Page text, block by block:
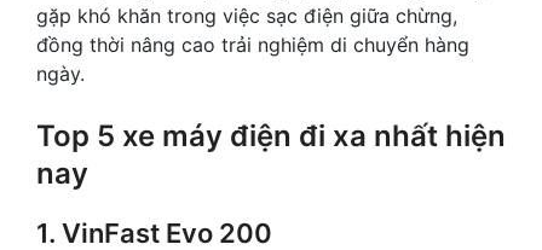
gặp khó khăn trong việc sạc điện giữa chừng,
đồng thời nâng cao trải nghiệm di chuyển hàng
ngày.
Top 5 xe máy điện đi xa nhất hiện
nay
1. VinFast Evo 200